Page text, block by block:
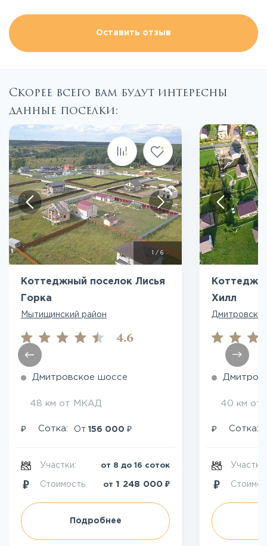
Оставить отзыв
Скорее всего вам будут интересны
данные поселки:
/ 6
Коттеджный поселок Лисья
Горка
Мытищинский район
4.6
Дмитровское шоссе
48 км от МКАД
₽ Сотка: От 156 000 ₽
Участки: от 8 до 16 соток
Стоимость: от 1 248 000 ₽
Подробнее
Посмотреть все фото
Хилл
40 км от
₽ Сотка:
Участки: